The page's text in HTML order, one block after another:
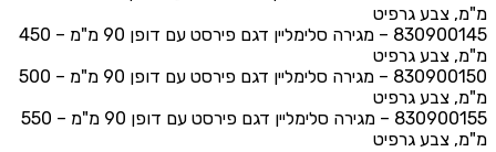
מ"מ, צבע גרפיט
830900145 – מגירה סלימליין דגם פירסט עם דופן 90 מ"מ – 450
מ"מ, צבע גרפיט
830900150 – מגירה סלימליין דגם פירסט עם דופן 90 מ"מ – 500
מ"מ, צבע גרפיט
830900155 – מגירה סלימליין דגם פירסט עם דופן 90 מ"מ – 550
מ"מ, צבע גרפיט